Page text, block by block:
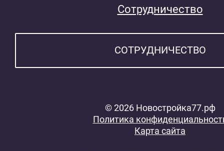
Сотрудничество
СОТРУДНИЧЕСТВО
© 2026 Новостройка77.рф
Политика
Карта сайта